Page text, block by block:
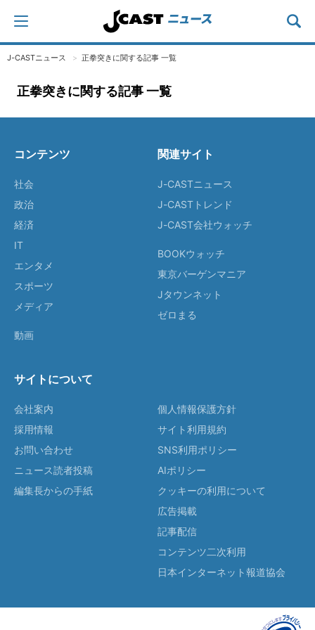
J-CASTニュース 正拳突きに関する記事 一覧
正拳突きに関する記事 一覧
コンテンツ
社会
政治
経済
IT
エンタメ
スポーツ
メディア
動画
関連サイト
J-CASTニュース
J-CASTトレンド
J-CAST会社ウォッチ
BOOKウォッチ
東京バーゲンマニア
Jタウンネット
ゼロまる
サイトについて
会社案内
採用情報
お問い合わせ
ニュース読者投稿
編集長からの手紙
個人情報保護方針
サイト利用規約
SNS利用ポリシー
AIポリシー
クッキーの利用について
広告掲載
記事配信
コンテンツ二次利用
日本インターネット報道協会